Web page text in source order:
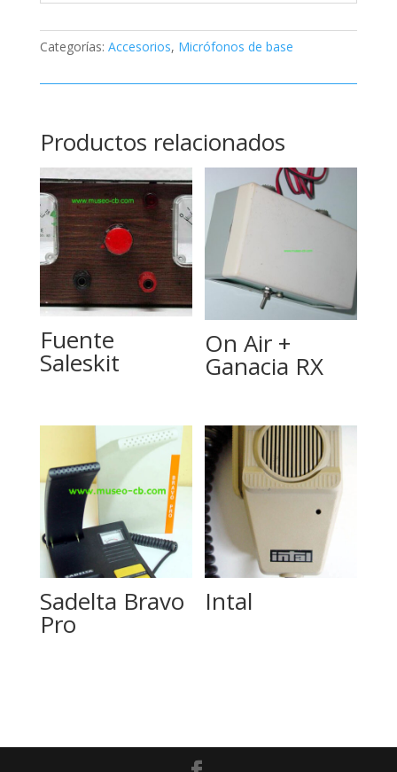
Categorías: Accesorios, Micrófonos de base
Productos relacionados
Fuente
Saleskit
On Air +
Ganacia RX
Sadelta Bravo
Pro
Intal